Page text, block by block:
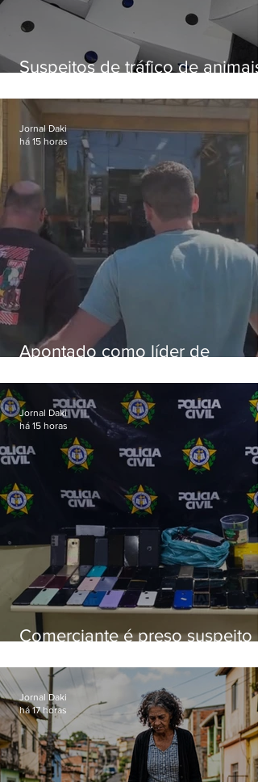
Suspeitos de tráfico de animais
aves
Apontado como líder de
aposentados é preso
Jornal Daki
há 15 horas
Comerciante é preso suspeito
loja
Jornal Daki
há 15 horas
Jornal Daki
há 17 horas